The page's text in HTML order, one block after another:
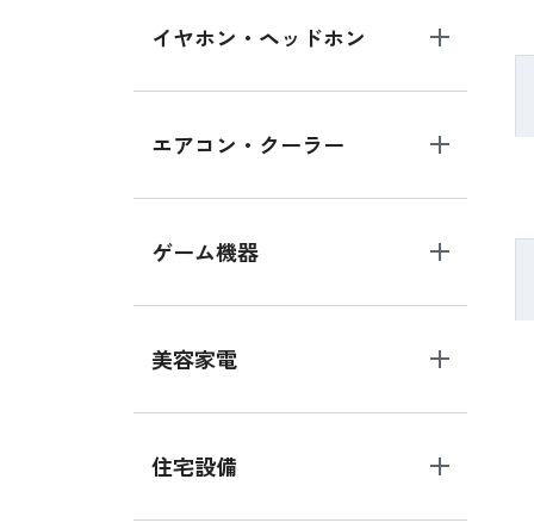
イヤホン・ヘッドホン
エアコン・クーラー
ゲーム機器
美容家電
住宅設備